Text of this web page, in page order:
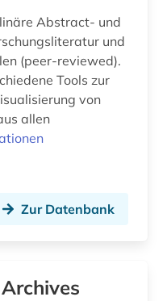
(1)
Abstract- und
und
(peer-reviewed).
Tools zur
von
allen
Zur Datenbank